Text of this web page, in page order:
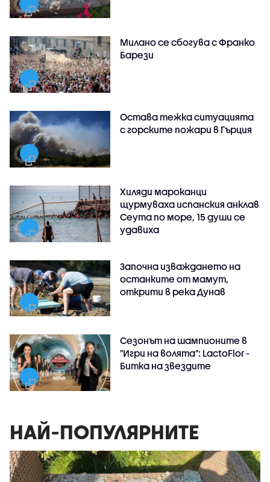
Милано се сбогува с Франко
Барези
Остава тежка ситуацията
с горските пожари в Гърция
Хиляди мароканци
щурмуваха испанския анклав
Сеута по море, 15 души се
удавиха
Започна изваждането на
останките от мамут,
открити в река Дунав
Сезонът на шампионите в
"Игри на волята": LactoFlor -
Битка на звездите
НАЙ-ПОПУЛЯРНИТЕ